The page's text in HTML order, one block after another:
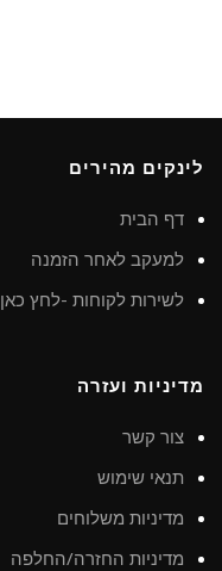
לינקים מהירים
דף הבית
למעקב לאחר הזמנה
לשירות לקוחות -לחץ כאן
מדיניות ועזרה
צור קשר
תנאי שימוש
מדיניות משלוחים
מדיניות החזרה/החלפה